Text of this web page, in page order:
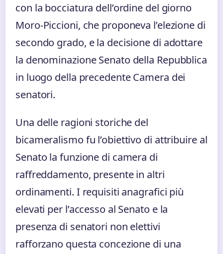
con la bocciatura dell’ordine del giorno
Moro-Piccioni, che proponeva l’elezione di
secondo grado, e la decisione di adottare
la denominazione Senato della Repubblica
in luogo della precedente Camera dei
senatori.
Una delle ragioni storiche del
bicameralismo fu l’obiettivo di attribuire al
Senato la funzione di camera di
raffreddamento, presente in altri
ordinamenti. I requisiti anagrafici più
elevati per l’accesso al Senato e la
presenza di senatori non elettivi
rafforzano questa concezione di una